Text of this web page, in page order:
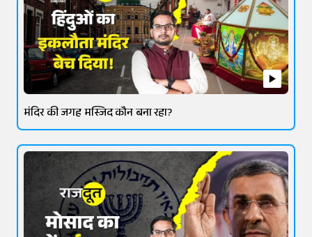
मंदिर की जगह मस्जिद कौन बना रहा?